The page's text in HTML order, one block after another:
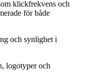
klickfrekvens och
för både
och synlighet i
logotyper och